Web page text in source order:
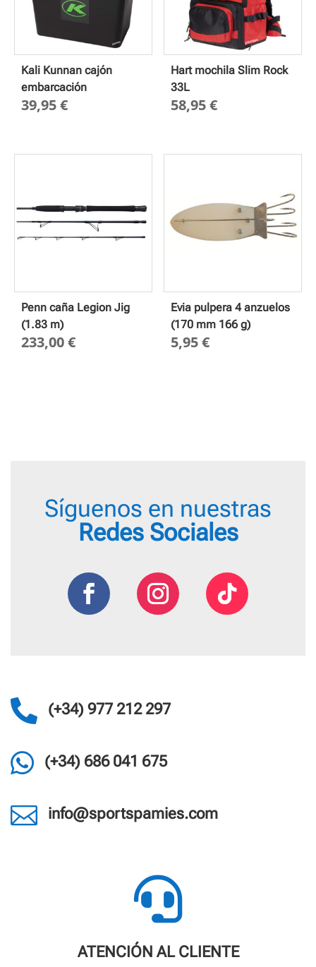
Kali Kunnan cajón
embarcación
39,95€
Hart mochila Slim Rock
33L
58,95€
Penn caña Legion Jig
(1.83 m)
233,00€
Evia pulpera 4 anzuelos
(170 mm 166 g)
5,95€
Síguenos en nuestras
Redes Sociales
 (+34) 977 212 297
 (+34) 686 041 675
 info@sportspamies.com

ATENCIÓN AL CLIENTE